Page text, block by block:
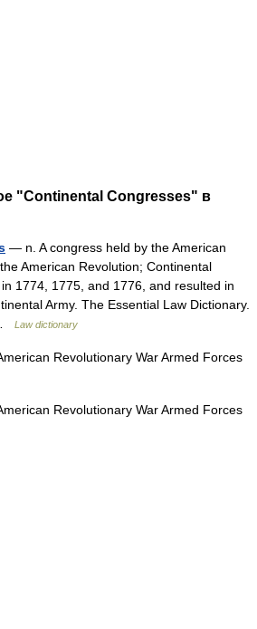
"Continental Congresses" в
— n. A congress held by the American
American Revolution; Continental
1774, 1775, and 1776, and resulted in
Army. The Essential Law Dictionary.
Law dictionary
Revolutionary War Armed Forces
Revolutionary War Armed Forces